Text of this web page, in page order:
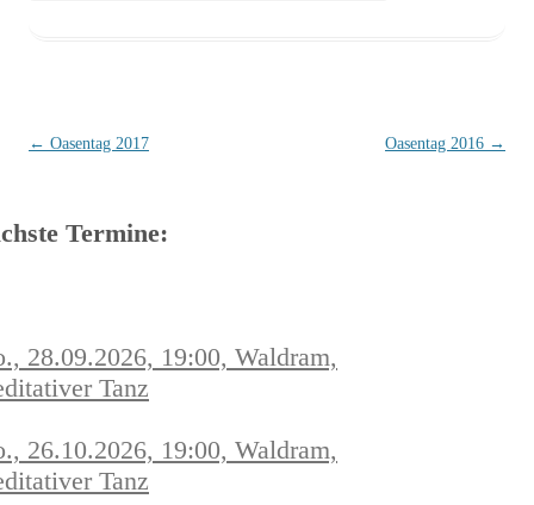
Beitragsnavigation
← Oasentag 2017 Oasentag 2016 →
Termine:
28.09.2026, 19:00, Waldram,
Tanz
26.10.2026, 19:00, Waldram,
Tanz